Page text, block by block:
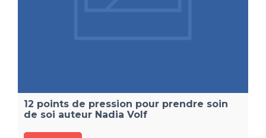
12 points de pression pour prendre soin
de soi auteur Nadia Volf